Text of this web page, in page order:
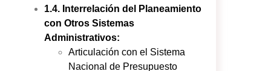
1.4. Interrelación del Planeamiento
con Otros Sistemas
Administrativos:
Articulación con el Sistema
Nacional de Presupuesto